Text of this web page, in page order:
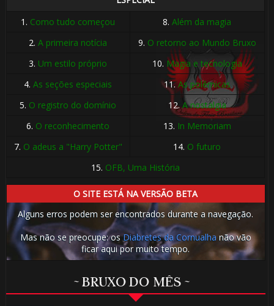
1. Como tudo começou 8.Além da magia
2.A primeira notícia 9. O retorno ao Mundo Bruxo
3. Um estilo próprio 10. Magia e tecnologia
4.As seções especiais 11.As polêmicas
5. O registro do domínio 12.A nostalgia
6. O reconhecimento 13. In Memoriam
7. O adeus a "Harry Potter" 14. O futuro
15. OFB, Uma História
O SITE ESTÁ NA VERSÃO BETA
Alguns erros podem ser encontrados durante a navegação.
Mas não se preocupe: osDiabretes da Cornualha não vão
ficar aqui por muito tempo.
~ BRUXO DO MÊS ~